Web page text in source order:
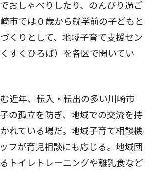
おしゃべりしたり、のんびり過ご
崎市では０歳から就学前の子どもと
くりとして、地域子育て支援セン
すくひろば）を各区で開いてい
近年、転入・転出の多い川崎市
の孤立を防ぎ、地域での交流を持
れている場だ。地域子育て相談機
フが育児相談にも応じる。地域団
トイレトレーニングや離乳食など